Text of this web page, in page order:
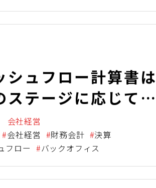
シュフロー計算書は
ステージに応じて使
よう！会社経営にお
ャッシュフロー計算
要である理由
会社経営
会社経営 財務会計
決算
フロー
バックオフィス